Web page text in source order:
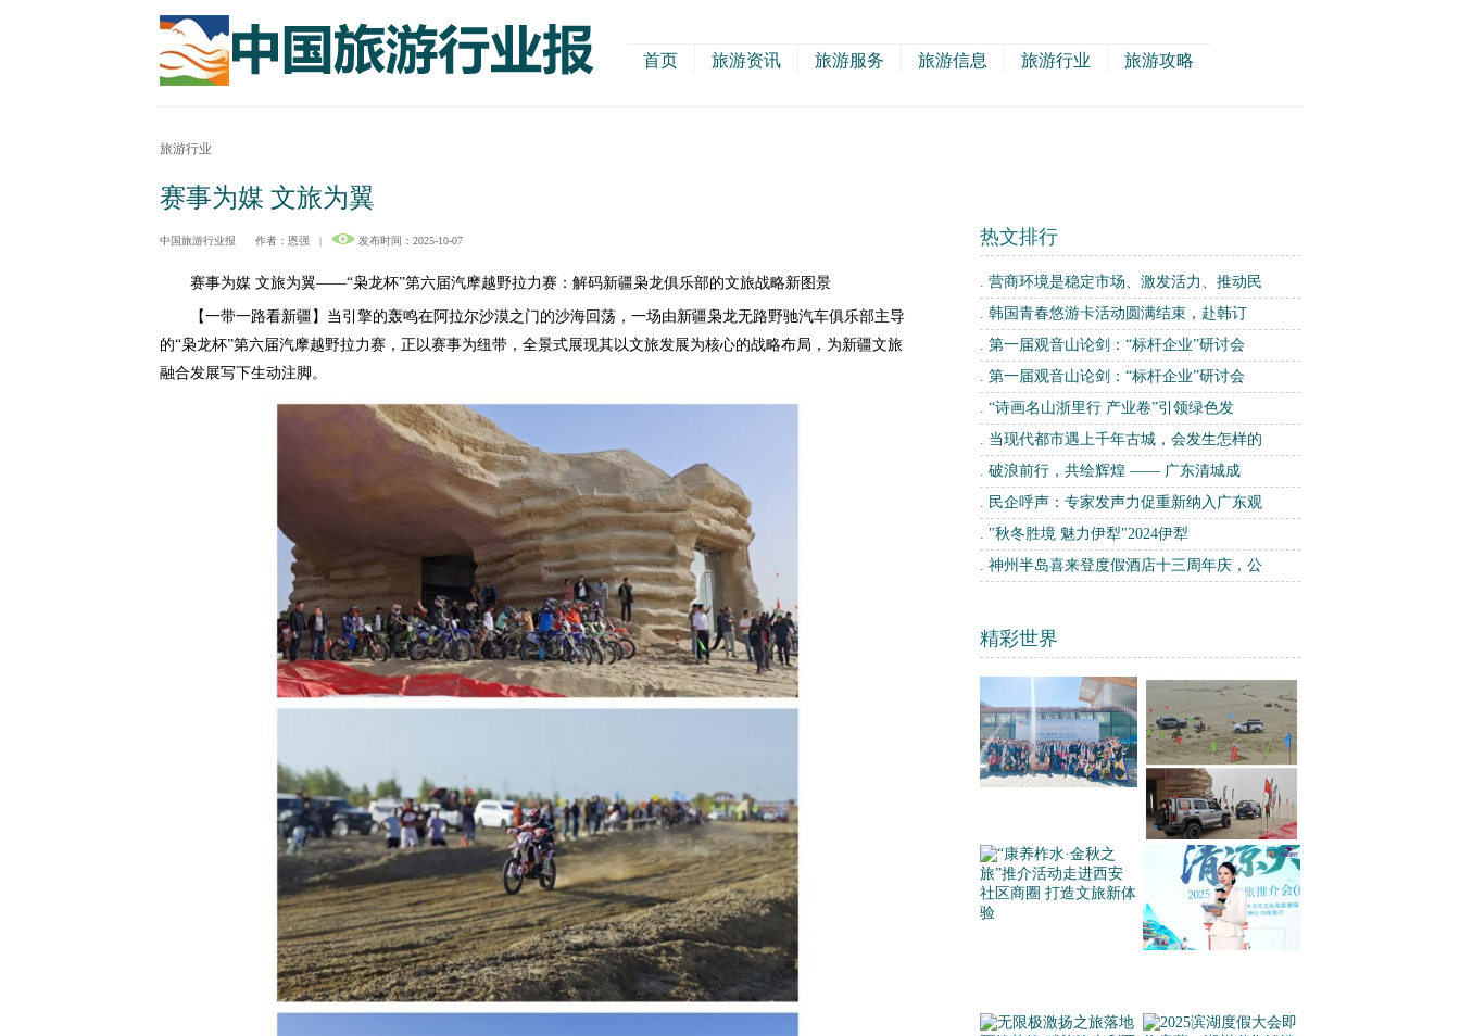
首页 旅游资讯 旅游服务 旅游信息 旅游行业 旅游攻略
旅游行业
赛事为媒 文旅为翼
中国旅游行业报 作者：恩强 | 发布时间：2025-10-07
赛事为媒 文旅为翼——“枭龙杯”第六届汽摩越野拉力赛：解码新疆枭龙俱乐部的文旅战略新图景
【一带一路看新疆】当引擎的轰鸣在阿拉尔沙漠之门的沙海回荡，一场由新疆枭龙无路野驰汽车俱乐部主导
的“枭龙杯”第六届汽摩越野拉力赛，正以赛事为纽带，全景式展现其以文旅发展为核心的战略布局，为新疆文旅
融合发展写下生动注脚。
热文排行
. 营商环境是稳定市场、激发活力、推动民
. 韩国青春悠游卡活动圆满结束，赴韩订
. 第一届观音山论剑：“标杆企业”研讨会
. 第一届观音山论剑：“标杆企业”研讨会
. “诗画名山浙里行 产业卷”引领绿色发
. 当现代都市遇上千年古城，会发生怎样的
. 破浪前行，共绘辉煌 —— 广东清城成
. 民企呼声：专家发声力促重新纳入广东观
. "秋冬胜境 魅力伊犁"2024伊犁
. 神州半岛喜来登度假酒店十三周年庆，公
精彩世界